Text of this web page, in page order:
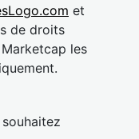
et
de droits
les